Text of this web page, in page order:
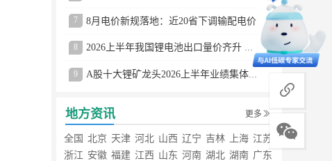
7 8月电价新规落地：近20省下调输配电价
8 2026上半年我国锂电池出口量价齐升 德国成最大市场
9 A股十大锂矿龙头2026上半年业绩集体大涨
地方资讯 更多
全国 北京 天津 河北 山西 辽宁 吉林 上海 江苏
浙江 安徽 福建 江西 山东 河南 湖北 湖南 广东